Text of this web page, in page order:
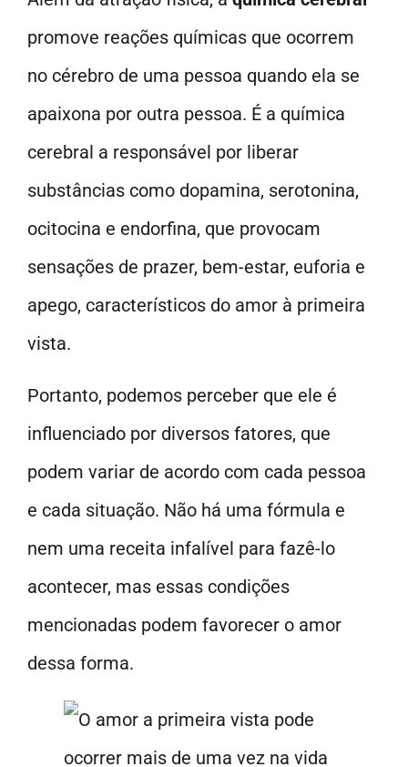
promove reações químicas que ocorrem
no cérebro de uma pessoa quando ela se
apaixona por outra pessoa. É a química
cerebral a responsável por liberar
substâncias como dopamina, serotonina,
ocitocina e endorfina, que provocam
sensações de prazer, bem-estar, euforia e
apego, característicos do amor à primeira
vista.
Portanto, podemos perceber que ele é
influenciado por diversos fatores, que
podem variar de acordo com cada pessoa
e cada situação. Não há uma fórmula e
nem uma receita infalível para fazê-lo
acontecer, mas essas condições
mencionadas podem favorecer o amor
dessa forma.